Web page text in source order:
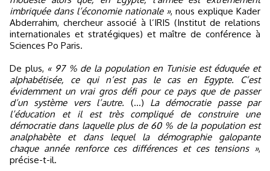
imbriquée dans l’économie nationale », nous explique Kader
Abderrahim, chercheur associé à l’IRIS (Institut de relations
internationales et stratégiques) et maître de conférence à
Sciences Po Paris.
De plus, « 97 % de la population en Tunisie est éduquée et
alphabétisée, ce qui n’est pas le cas en Egypte. C’est
évidemment un vrai gros défi pour ce pays que de passer
d’un système vers l’autre. (…) La démocratie passe par
l’éducation et il est très compliqué de construire une
démocratie dans laquelle plus de 60 % de la population est
analphabète et dans lequel la démographie galopante
chaque année renforce ces différences et ces tensions »,
précise-t-il.